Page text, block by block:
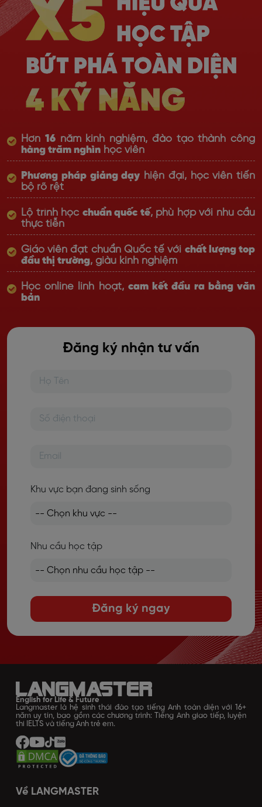
Hơn 16năm kinh nghiệm, đào tạo thành công
hàng trăm nghìn học viên
Phương pháp giảng dạy hiện đại, học viên tiến
bộ rõ rệt
Lộ trình học chuẩn quốc tế, phù hợp với nhu cầu
thực tiễn
Giáo viên đạt chuẩn Quốc tế với chất lượng top
đầu thị trường, giàu kinh nghiệm
Học online linh hoạt, cam kết đầu ra bằng văn
bản
Đăng ký nhận tư vấn
Khu vực bạn đang sinh sống
Nhu cầu học tập
Đăng ký ngay
English for Life & Future
Langmaster là hệ sinh thái đào tạo tiếng Anh toàn diện với 16+
năm uy tín, bao gồm các chương trình: Tiếng Anh giao tiếp, luyện
thi IELTS và tiếng Anh trẻ em.
Về LANGMASTER